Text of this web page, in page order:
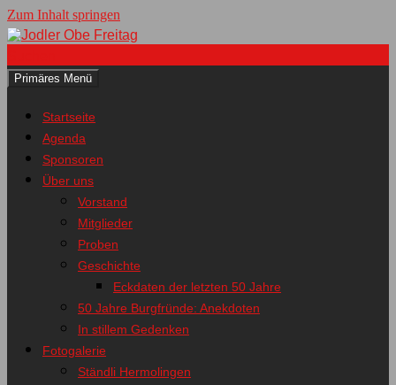
Zum Inhalt springen
Primäres Menü
Startseite
Agenda
Sponsoren
Über uns
Vorstand
Mitglieder
Proben
Geschichte
Eckdaten der letzten 50 Jahre
50 Jahre Burgfründe: Anekdoten
In stillem Gedenken
Fotogalerie
Ständli Hermolingen